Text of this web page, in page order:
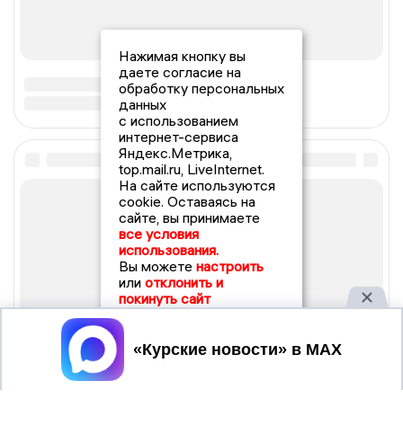
Нажимая кнопку вы
даете согласие на
обработку персональных
данных
с использованием
интернет-сервиса
Яндекс.Метрика,
top.mail.ru, LiveInternet.
На сайте используются
cookie. Оставаясь на
сайте, вы принимаете
все условия
использования.
Вы можете настроить
или отклонить и
покинуть сайт
Принять